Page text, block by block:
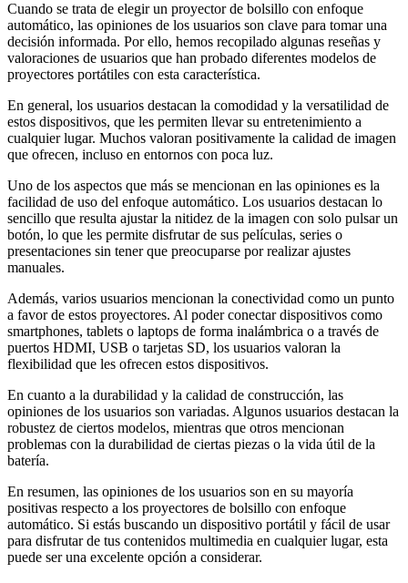
Cuando se trata de elegir un proyector de bolsillo con enfoque
automático, las opiniones de los usuarios son clave para tomar una
decisión informada. Por ello, hemos recopilado algunas reseñas y
valoraciones de usuarios que han probado diferentes modelos de
proyectores portátiles con esta característica.
En general, los usuarios destacan la comodidad y la versatilidad de
estos dispositivos, que les permiten llevar su entretenimiento a
cualquier lugar. Muchos valoran positivamente la calidad de imagen
que ofrecen, incluso en entornos con poca luz.
Uno de los aspectos que más se mencionan en las opiniones es la
facilidad de uso del enfoque automático. Los usuarios destacan lo
sencillo que resulta ajustar la nitidez de la imagen con solo pulsar un
botón, lo que les permite disfrutar de sus películas, series o
presentaciones sin tener que preocuparse por realizar ajustes
manuales.
Además, varios usuarios mencionan la conectividad como un punto
a favor de estos proyectores. Al poder conectar dispositivos como
smartphones, tablets o laptops de forma inalámbrica o a través de
puertos HDMI, USB o tarjetas SD, los usuarios valoran la
flexibilidad que les ofrecen estos dispositivos.
En cuanto a la durabilidad y la calidad de construcción, las
opiniones de los usuarios son variadas. Algunos usuarios destacan la
robustez de ciertos modelos, mientras que otros mencionan
problemas con la durabilidad de ciertas piezas o la vida útil de la
batería.
En resumen, las opiniones de los usuarios son en su mayoría
positivas respecto a los proyectores de bolsillo con enfoque
automático. Si estás buscando un dispositivo portátil y fácil de usar
para disfrutar de tus contenidos multimedia en cualquier lugar, esta
puede ser una excelente opción a considerar.